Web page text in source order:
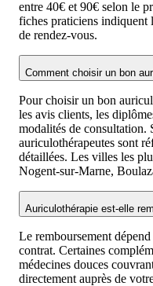
entre 40€ et 90€ selon le
fiches praticiens indiquent
de rendez-vous.
Comment choisir un bon
Pour choisir un bon
les avis clients, les
modalités de consultation.
auriculothérapeutes sont
détaillées. Les villes les
Nogent-sur-Marne,
Auriculothérapie est-elle
Le remboursement
contrat. Certaines
médecines douces
directement auprès de